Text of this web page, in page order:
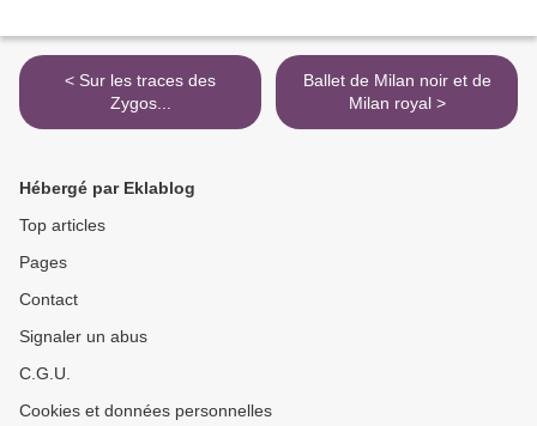
< Sur les traces des
Zygos...
Ballet de Milan noir et de
Milan royal >
Hébergé par Eklablog
Top articles
Pages
Contact
Signaler un abus
C.G.U.
Cookies et données personnelles